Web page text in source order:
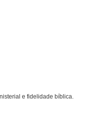
e fidelidade bíblica.